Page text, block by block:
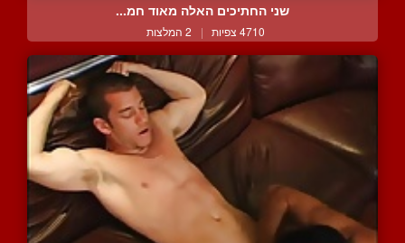
שני החתיכים האלה מאוד חמ...
4710 צפיות | 2 המלצות